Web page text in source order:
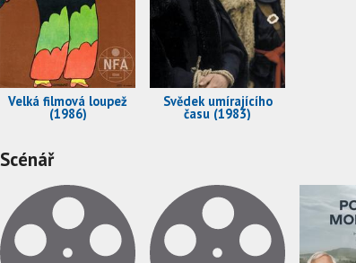
Velká filmová loupež
(1986)
Svědek umírajícího
času (1983)
Scénář